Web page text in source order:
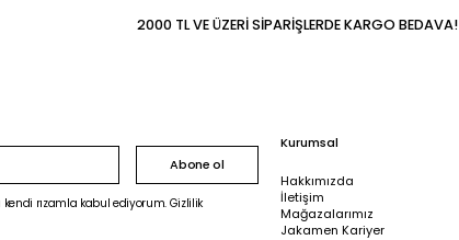
2000 TL VE ÜZERİ SİPARİŞLERDE KARGO BEDAVA!
Abone ol
rızamla kabul ediyorum. Gizlilik
Kurumsal
Hakkımızda
İletişim
Mağazalarımız
Jakamen Kariyer